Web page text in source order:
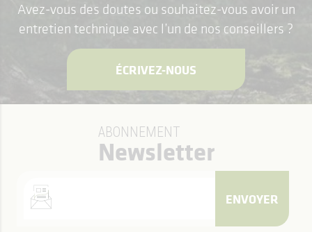
Avez-vous des doutes ou souhaitez-vous avoir un
entretien technique avec l’un de nos conseillers ?
ÉCRIVEZ-NOUS
ABONNEMENT
Newsletter
ENVOYER